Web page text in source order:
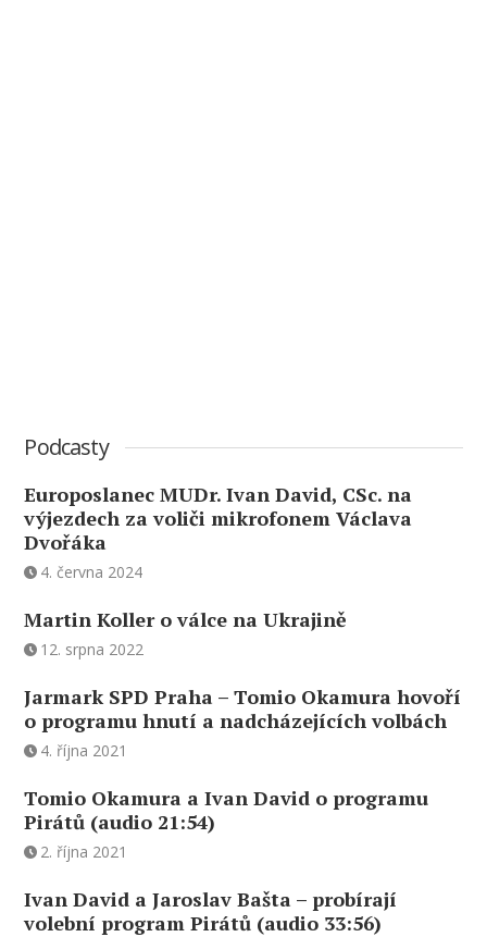
Podcasty
Europoslanec MUDr. Ivan David, CSc. na
výjezdech za voliči mikrofonem Václava
Dvořáka
4. června 2024
Martin Koller o válce na Ukrajině
12. srpna 2022
Jarmark SPD Praha – Tomio Okamura hovoří
o programu hnutí a nadcházejících volbách
4. října 2021
Tomio Okamura a Ivan David o programu
Pirátů (audio 21:54)
2. října 2021
Ivan David a Jaroslav Bašta – probírají
volební program Pirátů (audio 33:56)